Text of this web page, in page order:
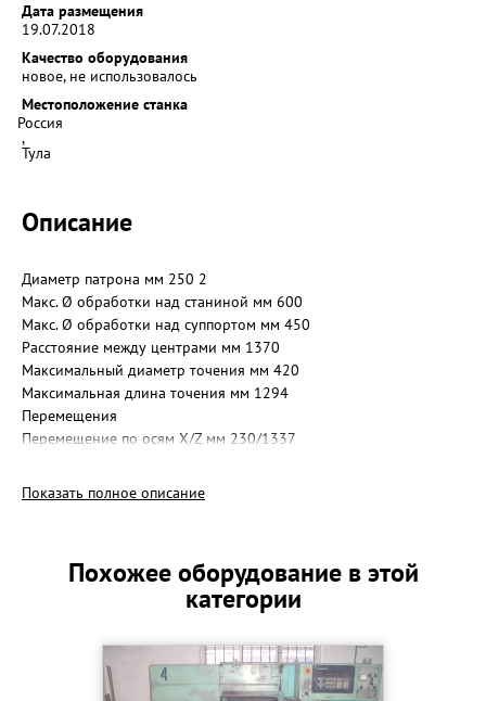
Дата размещения
19.07.2018
Качество оборудования
новое, не использовалось
Местоположение станка
Россия
,
Тула
Описание
Диаметр патрона мм 250 2
Макс. Ø обработки над станиной мм 600
Макс. Ø обработки над суппортом мм 450
Расстояние между центрами мм 1370
Максимальный диаметр точения мм 420
Максимальная длина точения мм 1294
Перемещения
Перемещение по осям X/Z мм 230/1337
Мощность приводов по осям X/Z кВт α12 3,0
Шпиндель
Торец шпинделя - А2-8
Диаметр отверстия шпинделя мм Ø86
Внутренний диаметр подшипника мм Ø120
Револьверная голова
Количество инструмента шт. 10 12
Показать полное описание
Похожее оборудование в этой
категории